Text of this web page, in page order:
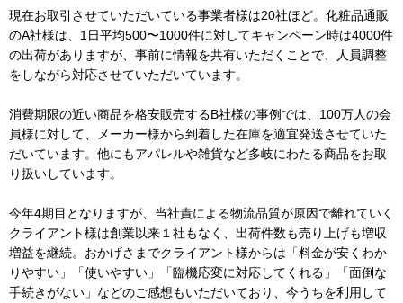
現在お取引させていただいている事業者様は20社ほど。化粧品通販
のA社様は、1日平均500〜1000件に対してキャンペーン時は4000件
の出荷がありますが、事前に情報を共有いただくことで、人員調整
をしながら対応させていただいています。
消費期限の近い商品を格安販売するB社様の事例では、100万人の会
員様に対して、メーカー様から到着した在庫を適宜発送させていた
だいています。他にもアパレルや雑貨など多岐にわたる商品をお取
り扱いしています。
今年4期目となりますが、当社責による物流品質が原因で離れていく
クライアント様は創業以来１社もなく、出荷件数も売り上げも増収
増益を継続。おかげさまでクライアント様からは「料金が安くわか
りやすい」「使いやすい」「臨機応変に対応してくれる」「面倒な
手続きがない」などのご感想もいただいており、今うちを利用して